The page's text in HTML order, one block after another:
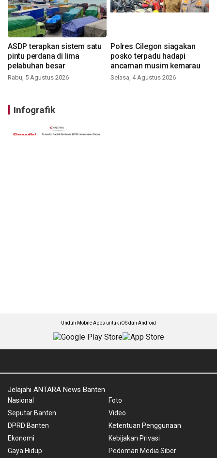
ASDP terapkan sistem satu
pintu perdana di lima
pelabuhan besar
Rabu, 5 Agustus 2026
Polres Cilegon siagakan
posko terpadu hadapi
ancaman musim kemarau
Selasa, 4 Agustus 2026
Infografik
Unduh Mobile Apps untuk iOS dan Android
Jelajahi ANTARA News Banten
Nasional
Seputar Banten
DPRD Banten
Ekonomi
Gaya Hidup
Foto
Video
Ketentuan Penggunaan
Kebijakan Privasi
Pedoman Media Siber